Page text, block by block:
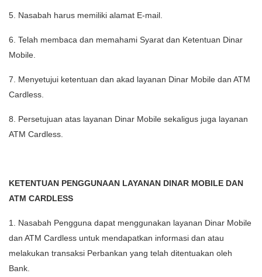
5. Nasabah harus memiliki alamat E-mail.
6. Telah membaca dan memahami Syarat dan Ketentuan Dinar
Mobile.
7. Menyetujui ketentuan dan akad layanan Dinar Mobile dan ATM
Cardless.
8. Persetujuan atas layanan Dinar Mobile sekaligus juga layanan
ATM Cardless.
KETENTUAN PENGGUNAAN LAYANAN DINAR MOBILE DAN
ATM CARDLESS
1. Nasabah Pengguna dapat menggunakan layanan Dinar Mobile
dan ATM Cardless untuk mendapatkan informasi dan atau
melakukan transaksi Perbankan yang telah ditentuakan oleh
Bank.